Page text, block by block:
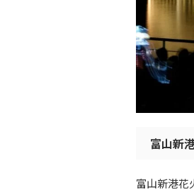
富山新
富山新港花